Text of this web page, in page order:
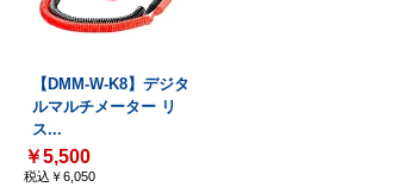
【DMM-W-K8】デジタ
ルマルチメーター リ
ス...
￥5,500
税込￥6,050